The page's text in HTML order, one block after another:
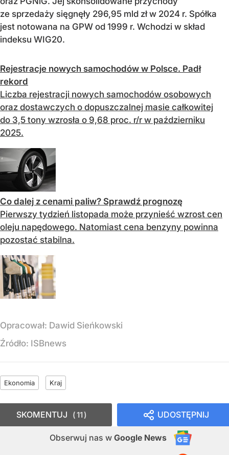
ze sprzedaży sięgnęły 296,95 mld zł w 2024 r. Spółka
jest notowana na GPW od 1999 r. Wchodzi w skład
indeksu WIG20.
Rejestracje nowych samochodów w Polsce. Padł
rekord
Liczba rejestracji nowych samochodów osobowych
oraz dostawczych o dopuszczalnej masie całkowitej
do 3,5 tony wzrosła o 9,68 proc. r/r w październiku
2025.
Co dalej z cenami paliw? Sprawdź prognozę
Pierwszy tydzień listopada może przynieść wzrost cen
oleju napędowego. Natomiast cena benzyny powinna
pozostać stabilna.
Opracował: Dawid Sieńkowski
Źródło: ISBnews
Ekonomia Kraj
UDOSTĘPNIJ
Obserwuj nas w Google News
SKOMENTUJ 11